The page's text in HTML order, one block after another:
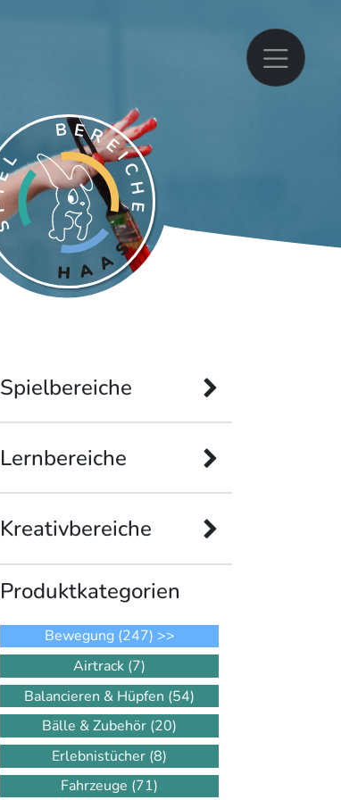
Spielbereiche
Lernbereiche
Kreativbereiche
Produkt­kategorien
Bewegung (247) >>
Airtrack (7)
Balancieren & Hüpfen (54)
Bälle & Zubehör (20)
Erlebnistücher (8)
Fahrzeuge (71)